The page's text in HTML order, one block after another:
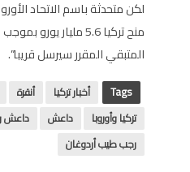
لكن متحدثة باسم الاتحاد
منح تركيا 5.6 مليار
المتبقي المقرر سيرسل قريبا”.
Tags أخبار تركيا أنقرة
تركيا وأوروبا
داعش داعش
رجب طيب أردوغان